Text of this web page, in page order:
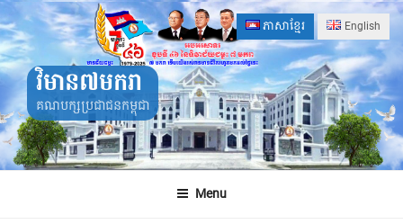
Skip
to
content
ភាសាខ្មែរ English
វិមាន៧មករា
គណបក្សប្រជាជនកម្ពុជា
Menu